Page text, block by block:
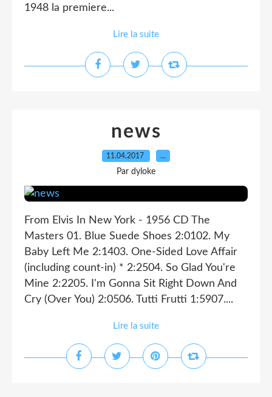
1948 la premiere...
Lire la suite
news
11.04.2017 …
Par dyloke
From Elvis In New York - 1956 CD The
Masters 01. Blue Suede Shoes 2:0102. My
Baby Left Me 2:1403. One-Sided Love Affair
(including count-in) * 2:2504. So Glad You're
Mine 2:2205. I'm Gonna Sit Right Down And
Cry (Over You) 2:0506. Tutti Frutti 1:5907....
Lire la suite